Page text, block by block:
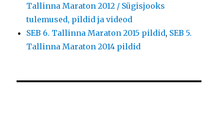
Tallinna Maraton 2012 / Sügisjooks
tulemused, pildid ja videod
SEB 6. Tallinna Maraton 2015 pildid, SEB 5.
Tallinna Maraton 2014 pildid